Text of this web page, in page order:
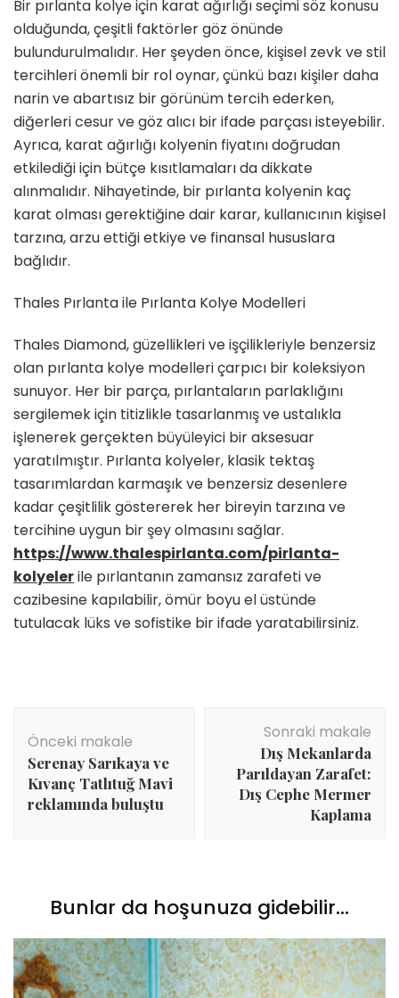
Bir pırlanta kolye için karat ağırlığı seçimi söz konusu
olduğunda, çeşitli faktörler göz önünde
bulundurulmalıdır. Her şeyden önce, kişisel zevk ve stil
tercihleri önemli bir rol oynar, çünkü bazı kişiler daha
narin ve abartısız bir görünüm tercih ederken,
diğerleri cesur ve göz alıcı bir ifade parçası isteyebilir.
Ayrıca, karat ağırlığı kolyenin fiyatını doğrudan
etkilediği için bütçe kısıtlamaları da dikkate
alınmalıdır. Nihayetinde, bir pırlanta kolyenin kaç
karat olması gerektiğine dair karar, kullanıcının kişisel
tarzına, arzu ettiği etkiye ve finansal hususlara
bağlıdır.
Thales Pırlanta ile Pırlanta Kolye Modelleri
Thales Diamond, güzellikleri ve işçilikleriyle benzersiz
olan pırlanta kolye modelleri çarpıcı bir koleksiyon
sunuyor. Her bir parça, pırlantaların parlaklığını
sergilemek için titizlikle tasarlanmış ve ustalıkla
işlenerek gerçekten büyüleyici bir aksesuar
yaratılmıştır. Pırlanta kolyeler, klasik tektaş
tasarımlardan karmaşık ve benzersiz desenlere
kadar çeşitlilik göstererek her bireyin tarzına ve
tercihine uygun bir şey olmasını sağlar.
https://www.thalespirlanta.com/pirlanta-
kolyelerile pırlantanın zamansız zarafeti ve
cazibesine kapılabilir, ömür boyu el üstünde
tutulacak lüks ve sofistike bir ifade yaratabilirsiniz.
dolaşımı
Önceki makale
Serenay Sarıkaya ve
Kıvanç Tatlıtuğ Mavi
reklamında buluştu
Sonraki makale
Dış Mekanlarda
Parıldayan Zarafet:
Dış Cephe Mermer
Kaplama
Bunlar da hoşunuza gidebilir...